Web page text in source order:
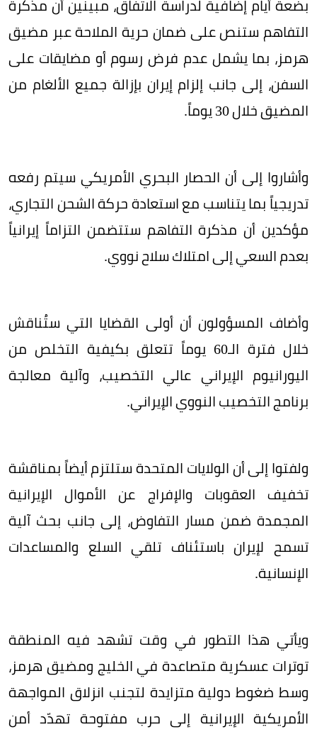
التفاهم ستنص على ضمان حرية الملاحة عبر مضيق
هرمز، بما يشمل عدم فرض رسوم أو مضايقات على
السفن، إلى جانب إلزام إيران بإزالة جميع الألغام من
المضيق خلال 30 يوماً.
وأشاروا إلى أن الحصار البحري الأمريكي سيتم رفعه
تدريجياً بما يتناسب مع استعادة حركة الشحن التجاري،
مؤكدين أن مذكرة التفاهم ستتضمن التزاماً إيرانياً
بعدم السعي إلى امتلاك سلاح نووي.
وأضاف المسؤولون أن أولى القضايا التي ستُناقش
خلال فترة الـ60 يوماً تتعلق بكيفية التخلص من
اليورانيوم الإيراني عالي التخصيب، وآلية معالجة
برنامج التخصيب النووي الإيراني.
ولفتوا إلى أن الولايات المتحدة ستلتزم أيضاً بمناقشة
تخفيف العقوبات والإفراج عن الأموال الإيرانية
المجمدة ضمن مسار التفاوض، إلى جانب بحث آلية
تسمح لإيران باستئناف تلقي السلع والمساعدات
الإنسانية.
ويأتي هذا التطور في وقت تشهد فيه المنطقة
توترات عسكرية متصاعدة في الخليج ومضيق هرمز،
وسط ضغوط دولية متزايدة لتجنب انزلاق المواجهة
الأمريكية الإيرانية إلى حرب مفتوحة تهدّد أمن